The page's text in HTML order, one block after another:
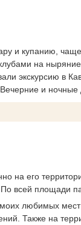
и купанию,
на
экскурсию в
и ночные
на его
всей площади
любимых
Также на